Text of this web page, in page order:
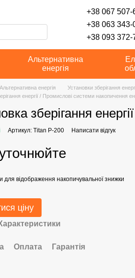
+38 067 507-
+38 063 343-
+38 093 372-
Альтернативна
енергія
Альтернативна енергія
Установки зберігання
енергії / Промислові системи накопичення
зберігання
Артикул: Titan P-200 Написати відгук
для відображення накопичувальної знижки
ціну
Оплата Гарантія